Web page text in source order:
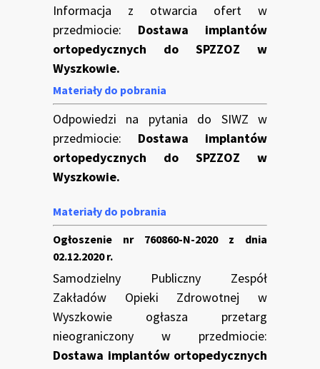
Informacja z otwarcia ofert w
przedmiocie: Dostawa implantów
ortopedycznych do SPZZOZ w
Wyszkowie.
Materiały do pobrania
Odpowiedzi na pytania do SIWZ w
przedmiocie: Dostawa implantów
ortopedycznych do SPZZOZ w
Wyszkowie.
Materiały do pobrania
Ogłoszenie nr 760860-N-2020 z dnia
02.12.2020 r.
Samodzielny Publiczny Zespół
Zakładów Opieki Zdrowotnej w
Wyszkowie ogłasza przetarg
nieograniczony w przedmiocie:
Dostawa implantów ortopedycznych